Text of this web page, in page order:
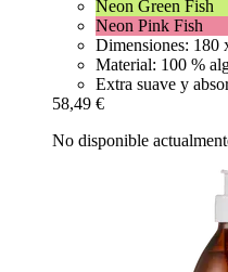
Neon Green Fish
Neon Pink Fish
Dimensiones: 180
Material: 100 %
Extra suave y
58,49 €
No disponible